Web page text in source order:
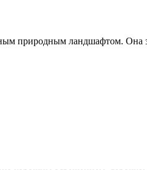
природным ландшафтом. Она